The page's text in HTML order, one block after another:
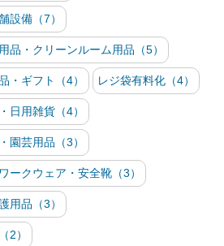
設備（7）
品・クリーンルーム用品（5）
・ギフト（4） レジ袋有料化（4）
日用雑貨（4）
園芸用品（3）
ークウェア・安全靴（3）
用品（3）
2）